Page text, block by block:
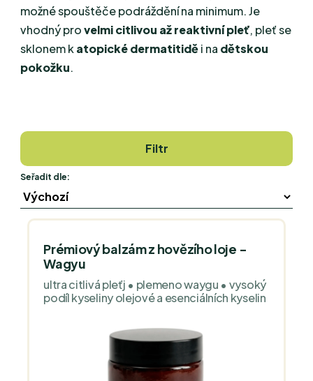
možné spouštěče podráždění na minimum. Je
vhodný provelmi citlivou až reaktivní pleť, pleť se
sklonem katopické dermatitiděi na dětskou
pokožku.
Filtr
Seřadit dle:
Prémiový balzám z hovězího loje -
Wagyu
ultra citlivá pleťj • plemeno waygu • vysoký
podíl kyseliny olejové a esenciálních kyselin